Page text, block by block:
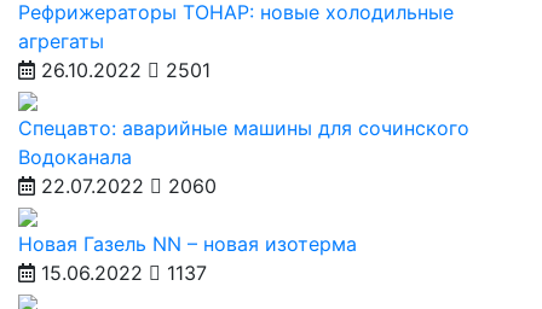
Рефрижераторы ТОНАР: новые холодильные
агрегаты
26.10.2022
2501
Спецавто: аварийные машины для сочинского
Водоканала
22.07.2022
2060
Новая Газель NN – новая изотерма
15.06.2022
1137